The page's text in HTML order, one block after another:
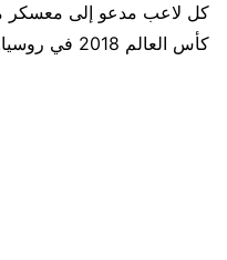
كل لاعب مدعو إلى معسكر
كأس العالم 2018 في روسيا.